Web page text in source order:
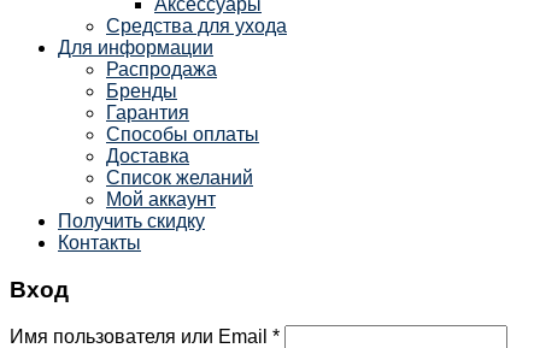
Аксессуары
Средства для ухода
Для информации
Распродажа
Бренды
Гарантия
Способы оплаты
Доставка
Список желаний
Мой аккаунт
Получить скидку
Контакты
Вход
Имя пользователя или Email *